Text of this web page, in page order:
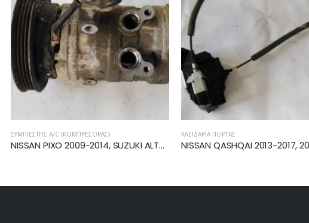
ΣΥΜΠΙΕΣΤΉΣ A/C (ΚΟΜΠΡΈΣΟΡΑΣ)
NISSAN PIXO 2009-2014, SUZUKI ALTO ΚΟΜΠΡΕΣΕΡ A/C 447280-0490
ΚΛΕΙΔΑΡΙΆ ΠΌΡΤΑΣ